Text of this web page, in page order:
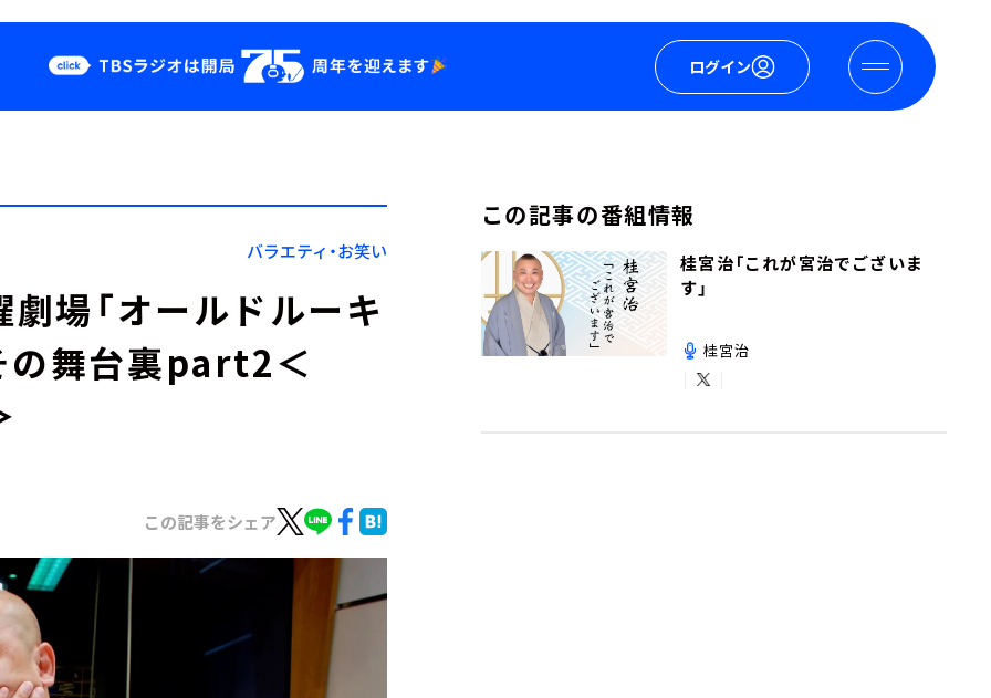
ログイン
YouTube
会社情報
バラエティ・お笑い
場「オールドルーキ
の舞台裏part2＜
この記事をシェア
この記事の番組情報
桂宮治「これが宮治でございま
す」
桂宮治